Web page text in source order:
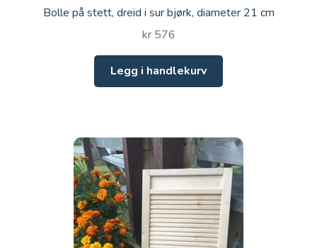
Bolle på stett, dreid i sur bjørk, diameter 21 cm
kr576
Legg i handlekurv